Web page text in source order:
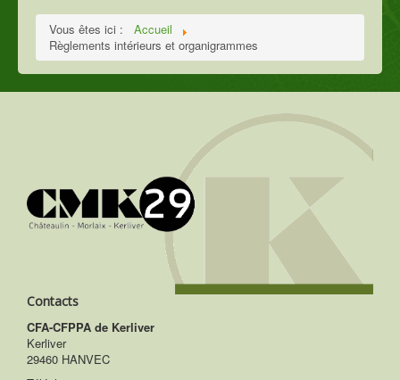
Vous êtes ici :
Accueil
Règlements intérieurs et organigrammes
Contacts
CFA-CFPPA de Kerliver
Kerliver
29460 HANVEC